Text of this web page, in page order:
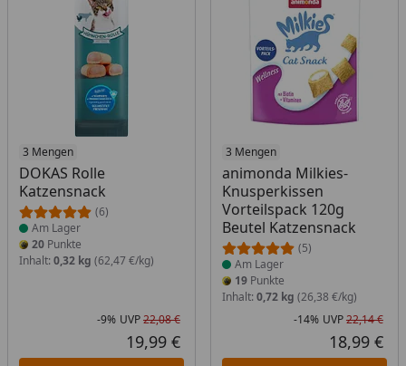
3 Mengen
DOKAS Rolle
Katzensnack
(6)
Produkt am Lager
Am Lager
20 Punkte
Inhalt: 0,32 kg (62,47 €/kg)
Rabatt in Prozent
-9%
Ursprünglicher Preis
UVP22,08 €
Aktueller Preis
19,99 €
3 Mengen
animonda Milkies-
Knusperkissen
Vorteilspack 120g
Beutel Katzensnack
(5)
Produkt am Lager
Am Lager
19Punkte
Inhalt: 0,72 kg (26,38 €/kg)
-14% UVP22,14 €
18,99 €